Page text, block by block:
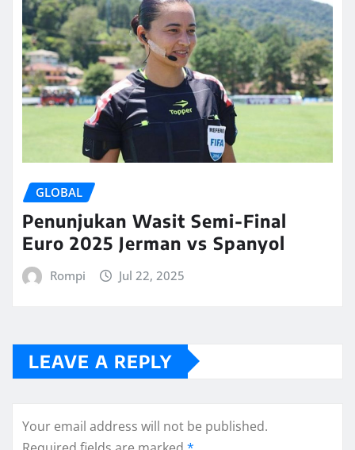
GLOBAL
Penunjukan Wasit Semi-Final
Euro 2025 Jerman vs Spanyol
Rompi Jul 22, 2025
LEAVE A REPLY
Your email address will not be published.